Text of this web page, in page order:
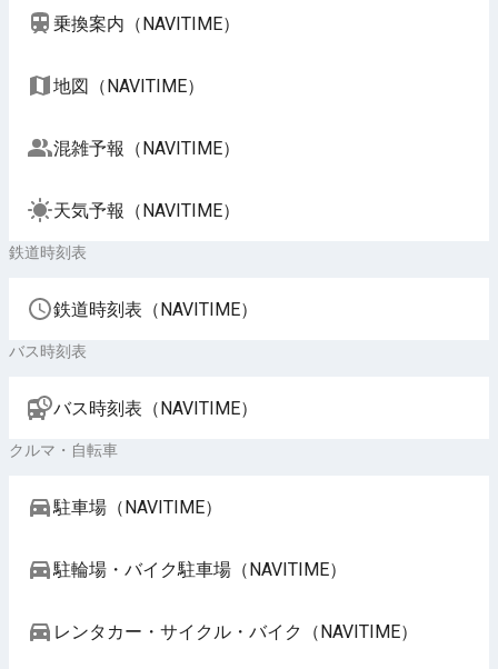
乗換案内（NAVITIME）
地図（NAVITIME）
混雑予報（NAVITIME）
天気予報（NAVITIME）
鉄道時刻表
鉄道時刻表（NAVITIME）
バス時刻表
バス時刻表（NAVITIME）
クルマ・自転車
駐車場（NAVITIME）
駐輪場・バイク駐車場（NAVITIME）
レンタカー・サイクル・バイク（NAVITIME）